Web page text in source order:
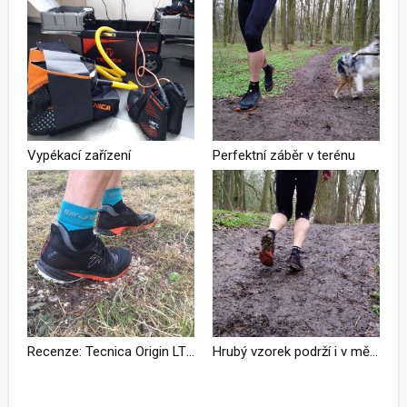
Vypékací zařízení Perfektní záběr v terénu
Recenze: Tecnica Origin LT MS - trailovka vypečená na míru Hrubý vzorek podrží i v měkkém terénu